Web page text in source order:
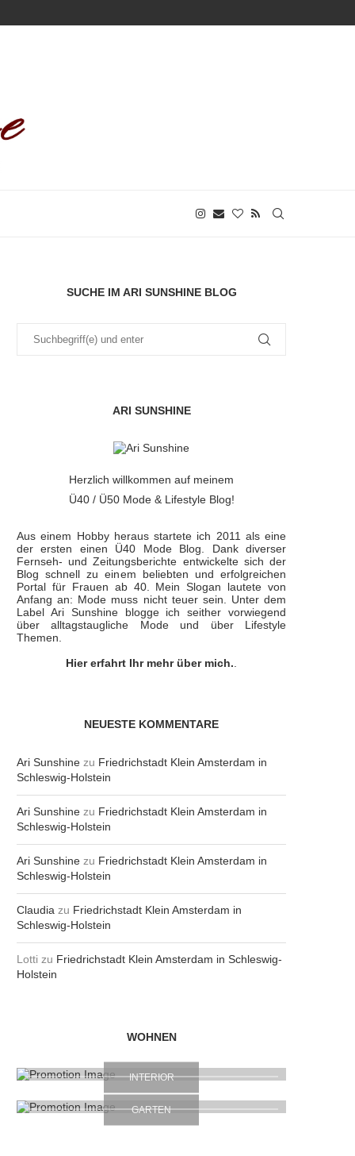
SUCHE IM ARI SUNSHINE BLOG
ARI SUNSHINE
Herzlich willkommen auf meinem
Ü40 / Ü50 Mode & Lifestyle Blog!
Aus einem Hobby heraus startete ich 2011 als eine
der ersten einen Ü40 Mode Blog. Dank diverser
Fernseh- und Zeitungsberichte entwickelte sich der
Blog schnell zu einem beliebten und erfolgreichen
Portal für Frauen ab 40. Mein Slogan lautete von
Anfang an: Mode muss nicht teuer sein. Unter dem
Label Ari Sunshine blogge ich seither vorwiegend
über alltagstaugliche Mode und über Lifestyle
Themen.
Hier erfahrt Ihr mehr über mich.
NEUESTE KOMMENTARE
Ari Sunshine zu Friedrichstadt Klein Amsterdam in
Schleswig-Holstein
Ari Sunshine zu Friedrichstadt Klein Amsterdam in
Schleswig-Holstein
Ari Sunshine zu Friedrichstadt Klein Amsterdam in
Schleswig-Holstein
Claudia zu Friedrichstadt Klein Amsterdam in
Schleswig-Holstein
Lotti zu Friedrichstadt Klein Amsterdam in Schleswig-
Holstein
WOHNEN
INTERIOR
GARTEN